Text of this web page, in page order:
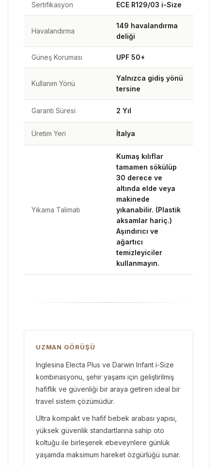
Sertifikasyon ECE R129/03 i-Size
Havalandırma
149 havalandırma
deliği
Güneş Koruması UPF 50+
Kullanım Yönü
Yalnızca gidiş yönü
tersine
Garanti Süresi 2 Yıl
Üretim Yeri İtalya
Yıkama Talimatı
Kumaş kılıflar
tamamen sökülüp
30 derece ve
altında elde veya
makinede
yıkanabilir. (Plastik
aksamlar hariç.)
Aşındırıcı ve
ağartıcı
temizleyiciler
kullanmayın.
UZMAN GÖRÜŞÜ
Inglesina Electa Plus ve Darwin Infant i-Size
kombinasyonu, şehir yaşamı için geliştirilmiş
hafiflik ve güvenliği bir araya getiren ideal bir
travel sistem çözümüdür.
Ultra kompakt ve hafif bebek arabası yapısı,
yüksek güvenlik standartlarına sahip oto
koltuğu ile birleşerek ebeveynlere günlük
yaşamda maksimum hareket özgürlüğü sunar.